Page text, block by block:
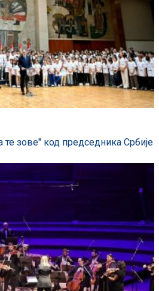
те зове" код председника Србије